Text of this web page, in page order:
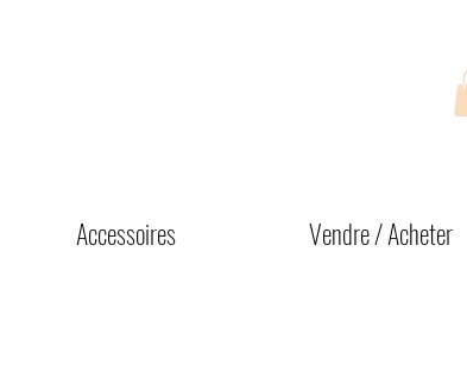
Accessoires Vendre / Acheter